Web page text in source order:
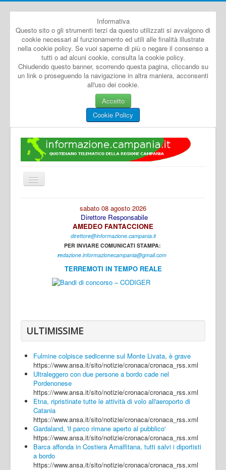
Informativa
Questo sito o gli strumenti terzi da questo utilizzati si avvalgono di
cookie necessari al funzionamento ed utili alle finalità illustrate
nella cookie policy. Se vuoi saperne di più o negare il consenso a
tutti o ad alcuni cookie, consulta la cookie policy.
Chiudendo questo banner, scorrendo questa pagina, cliccando su
un link o proseguendo la navigazione in altra maniera, acconsenti
all'uso dei cookie.
Accetto
Cookie Policy
Cambia
navigazione
Caserta
Napoli
Salerno
Login
sabato 08 agosto 2026
Direttore Responsabile
AMEDEO FANTACCIONE
direttore@informazione.campania.it
PER INVIARE COMUNICATI STAMPA:
redazione.informazionecampania@gmail.com
TERREMOTI IN TEMPO REALE
ULTIMISSIME
Fulmine colpisce sedicenne sul Monte Livata, è grave
https://www.ansa.it/sito/notizie/cronaca/cronaca_rss.xml
Ultraleggero con due persone a bordo cade nel
Pordenonese
https://www.ansa.it/sito/notizie/cronaca/cronaca_rss.xml
Etna, ripristinate tutte le attività di volo all'aeroporto di
Catania
https://www.ansa.it/sito/notizie/cronaca/cronaca_rss.xml
Gardaland, 'il parco rimane aperto al pubblico'
https://www.ansa.it/sito/notizie/cronaca/cronaca_rss.xml
Barca affonda in Costiera Amalfitana, tutti salvi i diportisti
a bordo
https://www.ansa.it/sito/notizie/cronaca/cronaca_rss.xml